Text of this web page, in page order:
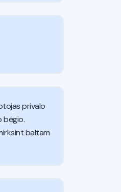
privalo
bėgio.
baltam